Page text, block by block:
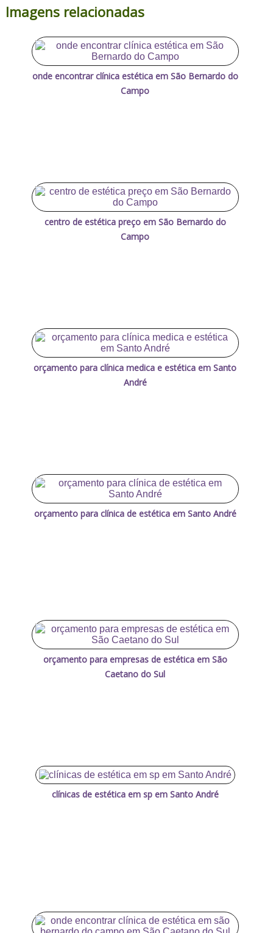
Imagens relacionadas
onde encontrar clínica estética em São Bernardo do
Campo
centro de estética preço em São Bernardo do
Campo
orçamento para clínica medica e estética em Santo
André
orçamento para clínica de estética em Santo André
orçamento para empresas de estética em São
Caetano do Sul
clínicas de estética em sp em Santo André